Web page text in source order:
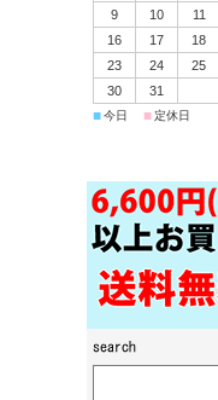
9
10 11
16
17 18
23
24 25
30
31
■今日 ■定休日